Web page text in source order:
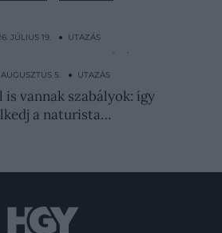
JÚLIUS 19. ● UTAZÁS
híd, ami magasságával az
tornyot is…
5. ● UTAZÁS
vannak szabályok: így
a naturista…